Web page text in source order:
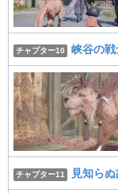
チャプター10 峡谷の戦
チャプター11 見知ら